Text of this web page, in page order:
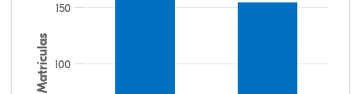
Matrículas 100
150